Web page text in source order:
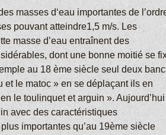
masses d‘eau importantes de
pouvant atteindre1,5 m/s. Les
masse d’eau entraînent des
dont une bonne moitié se
au 18 ème siècle seul deux
et le matoc » en se déplaçant ils en
le toulinquet et arguin ».
avec des caractéristiques
importantes qu’au 19ème siècle